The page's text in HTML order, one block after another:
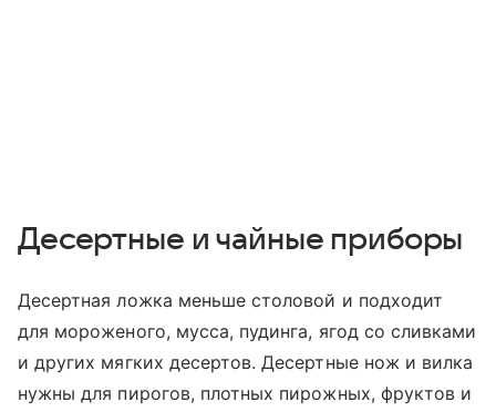
Десертные и чайные приборы
Десертная ложка меньше столовой и подходит
для мороженого, мусса, пудинга, ягод со сливками
и других мягких десертов. Десертные нож и вилка
нужны для пирогов, плотных пирожных, фруктов и